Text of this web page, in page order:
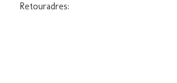
Retouradres: